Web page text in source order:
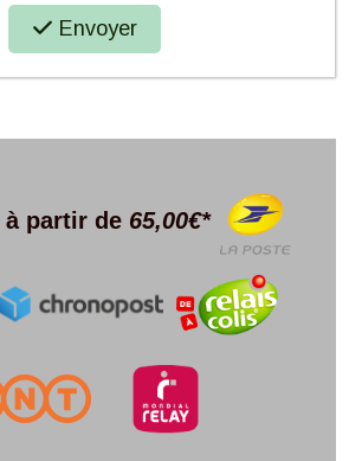
Envoyer
à partir de 65,00€*